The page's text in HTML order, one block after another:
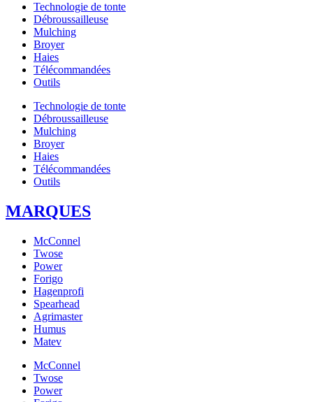
Technologie de tonte
Débroussailleuse
Mulching
Broyer
Haies
Télécommandées
Outils
Technologie de tonte
Débroussailleuse
Mulching
Broyer
Haies
Télécommandées
Outils
MARQUES
McConnel
Twose
Power
Forigo
Hagenprofi
Spearhead
Agrimaster
Humus
Matev
McConnel
Twose
Power